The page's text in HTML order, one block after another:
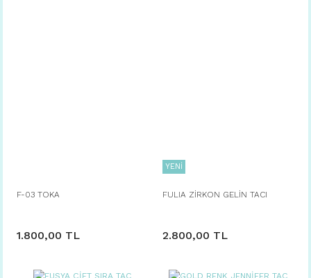
F-03 TOKA
1.800,00 TL
YENİ
FULIA ZİRKON GELİN TACI
2.800,00 TL